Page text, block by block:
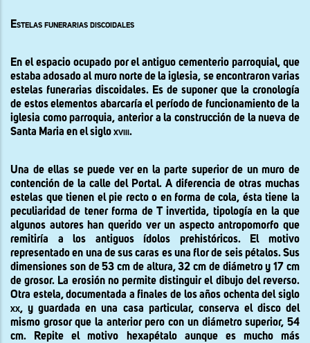
Estelas funerarias discoidales
En el espacio ocupado por el antiguo cementerio parroquial, que
estaba adosado al muro norte de la iglesia, se encontraron varias
estelas funerarias discoidales. Es de suponer que la cronología
de estos elementos abarcaría el período de funcionamiento de la
iglesia como parroquia, anterior a la construcción de la nueva de
Santa Maria en el sigloxviii.
Una de ellas se puede ver en la parte superior de un muro de
contención de la calle del Portal. A diferencia de otras muchas
estelas que tienen el pie recto o en forma de cola, ésta tiene la
peculiaridad de tener forma de T invertida, tipología en la que
algunos autores han querido ver un aspecto antropomorfo que
remitiría a los antiguos ídolos prehistóricos. El motivo
representado en una de sus caras es una flor de seis pétalos. Sus
dimensiones son de 53 cm de altura, 32 cm de diámetro y 17 cm
de grosor. La erosión no permite distinguir el dibujo del reverso.
Otra estela, documentada a finales de los años ochenta del siglo
xx, y guardada en una casa particular, conserva el disco del
mismo grosor que la anterior pero con un diámetro superior, 54
cm. Repite el motivo hexapétalo aunque es mucho más